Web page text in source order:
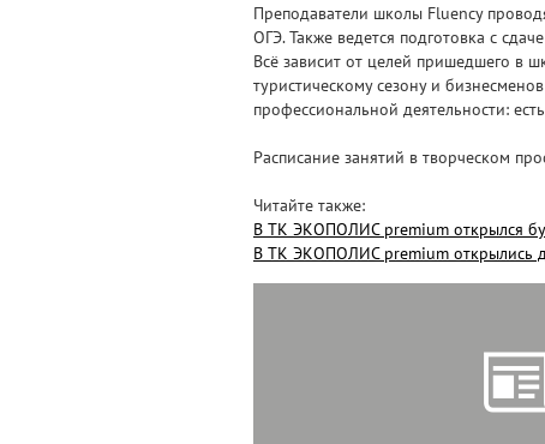
Преподаватели школы Fluency
ОГЭ. Также ведется подготовка с
Всё зависит от целей пришедшего в
туристическому сезону и
профессиональной деятельности:
Расписание занятий в творческом
Читайте также:
В ТК ЭКОПОЛИС premium открылся
В ТК ЭКОПОЛИС premium открылись